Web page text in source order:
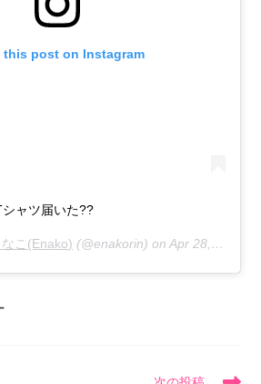
this post on Instagram
ャツ届いた??
なこ(Enako) (@enakorin) onApr 28, 2019 at 1:34am PDT